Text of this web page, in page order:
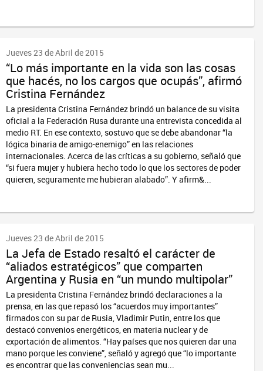
Jueves 23 de Abril de 2015
“Lo más importante en la vida son las cosas
que hacés, no los cargos que ocupás”, afirmó
Cristina Fernández
La presidenta Cristina Fernández brindó un balance de su visita
oficial a la Federación Rusa durante una entrevista concedida al
medio RT. En ese contexto, sostuvo que se debe abandonar “la
lógica binaria de amigo-enemigo” en las relaciones
internacionales. Acerca de las críticas a su gobierno, señaló que
“si fuera mujer y hubiera hecho todo lo que los sectores de poder
quieren, seguramente me hubieran alabado”. Y afirm&...
Jueves 23 de Abril de 2015
La Jefa de Estado resaltó el carácter de
“aliados estratégicos” que comparten
Argentina y Rusia en “un mundo multipolar”
La presidenta Cristina Fernández brindó declaraciones a la
prensa, en las que repasó los “acuerdos muy importantes”
firmados con su par de Rusia, Vladimir Putin, entre los que
destacó convenios energéticos, en materia nuclear y de
exportación de alimentos. “Hay países que nos quieren dar una
mano porque les conviene”, señaló y agregó que “lo importante
es encontrar que las conveniencias sean mu...